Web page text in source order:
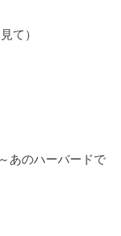
て）
あのハーバードで